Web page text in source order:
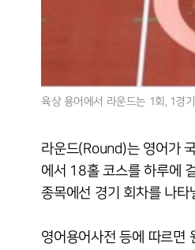
육상 용어에서 라운드는 1회, 1경
라운드(Round)는 영어가
에서 18홀 코스를 하루에
종목에선 경기 회차를 나타
영어용어사전 등에 따르면